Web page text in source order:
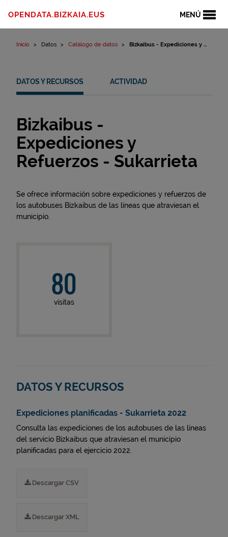
MENÚ
OPENDATA.BIZKAIA.EUS
Inicio Datos Catálogo de datos Bizkaibus - Expediciones y ...
DATOS Y RECURSOS ACTIVIDAD
Bizkaibus -
Expediciones y
Refuerzos - Sukarrieta
Se ofrece información sobre expediciones y refuerzos de
los autobuses Bizkaibus de las líneas que atraviesan el
municipio.
80
visitas
DATOS Y RECURSOS
Expediciones planificadas - Sukarrieta 2022
Consulta las expediciones de los autobuses de las líneas
del servicio Bizkaibus que atraviesan el municipio
planificadas para el ejercicio 2022.
Descargar CSV
Descargar XML